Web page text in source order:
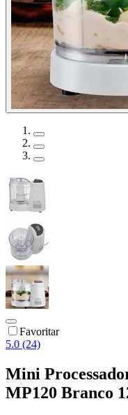
Favoritar
5.0 (24)
Mini
MP120 Branco